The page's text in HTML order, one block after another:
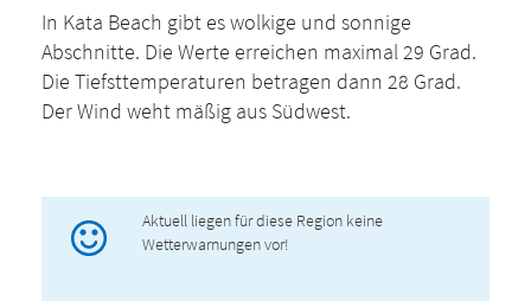
In Kata Beach gibt es wolkige und sonnige
Abschnitte. Die Werte erreichen maximal 29 Grad.
Die Tiefsttemperaturen betragen dann 28 Grad.
Der Wind weht mäßig aus Südwest.
Aktuell liegen für diese Region keine
Wetterwarnungen vor!